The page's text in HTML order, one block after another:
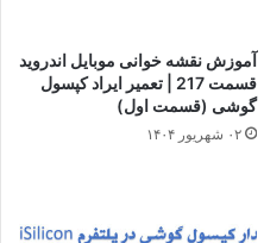
آموزش نقشه خوانی موبایل اندروید
قسمت 217 | تعمیر ایراد کپسول
گوشی (قسمت اول)
۰۲ شهریور ۱۴۰۴